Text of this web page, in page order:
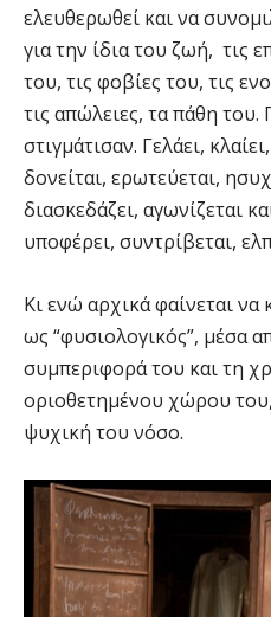
ελευθερωθεί και να
για την ίδια του ζωή, τις
του, τις φοβίες του, τις
τις απώλειες, τα πάθη του.
στιγμάτισαν. Γελάει,
δονείται, ερωτεύεται,
διασκεδάζει, αγωνίζεται
υποφέρει, συντρίβεται,
Κι ενώ αρχικά φαίνεται να
ως “φυσιολογικός”, μέσα
συμπεριφορά του και τη
οριοθετημένου χώρου
ψυχική του νόσο.